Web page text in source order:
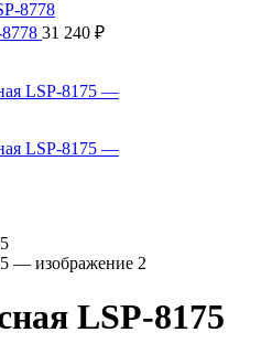
31 240 ₽
LSP-8175